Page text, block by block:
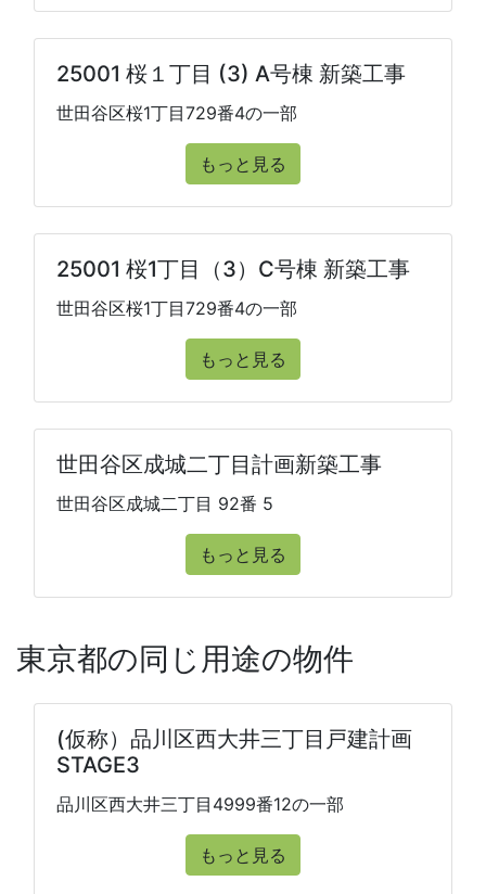
25001 桜１丁目 (3) A号棟 新築工事
世田谷区桜1丁目729番4の一部
もっと見る
25001 桜1丁目（3）C号棟 新築工事
世田谷区桜1丁目729番4の一部
もっと見る
世田谷区成城二丁目計画新築工事
世田谷区成城二丁目 92番 5
もっと見る
東京都の同じ用途の物件
(仮称）品川区西大井三丁目戸建計画
STAGE3
品川区西大井三丁目4999番12の一部
もっと見る